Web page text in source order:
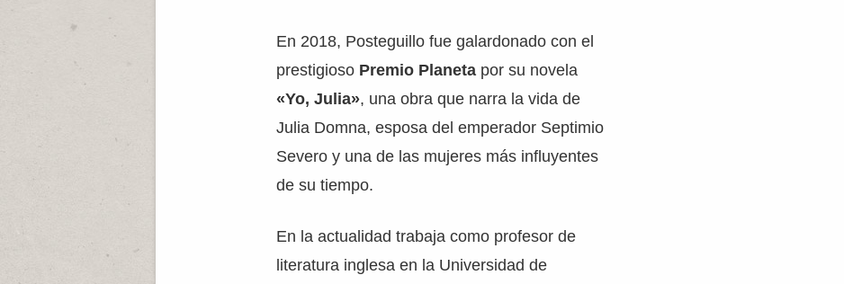
En 2018, Posteguillo fue galardonado con el
prestigioso Premio Planeta por su novela
«Yo, Julia», una obra que narra la vida de
Julia Domna, esposa del emperador Septimio
Severo y una de las mujeres más influyentes
de su tiempo.
En la actualidad trabaja como profesor de
literatura inglesa en la Universidad de